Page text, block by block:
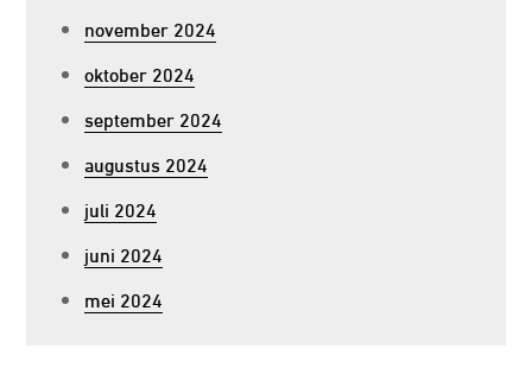
november 2024
oktober 2024
september 2024
augustus 2024
juli 2024
juni 2024
mei 2024